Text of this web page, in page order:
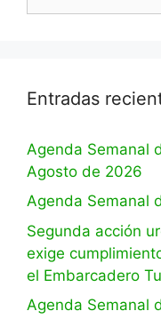
Entradas
Agenda Semanal
Agosto de 2026
Agenda Semanal
Segunda acción
exige
el Embarcadero
Agenda Semanal